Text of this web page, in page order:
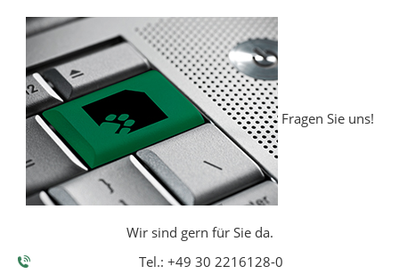
Fragen Sie uns!
Wir sind gern für Sie da.
Tel.: +49 30 2216128-0